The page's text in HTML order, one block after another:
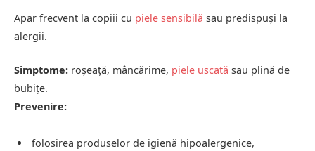
Apar frecvent la copiii cu piele sensibilă sau predispuși la
alergii.
Simptome: roșeață, mâncărime, piele uscată sau plină de
bubițe.
Prevenire:
folosirea produselor de igienă hipoalergenice,